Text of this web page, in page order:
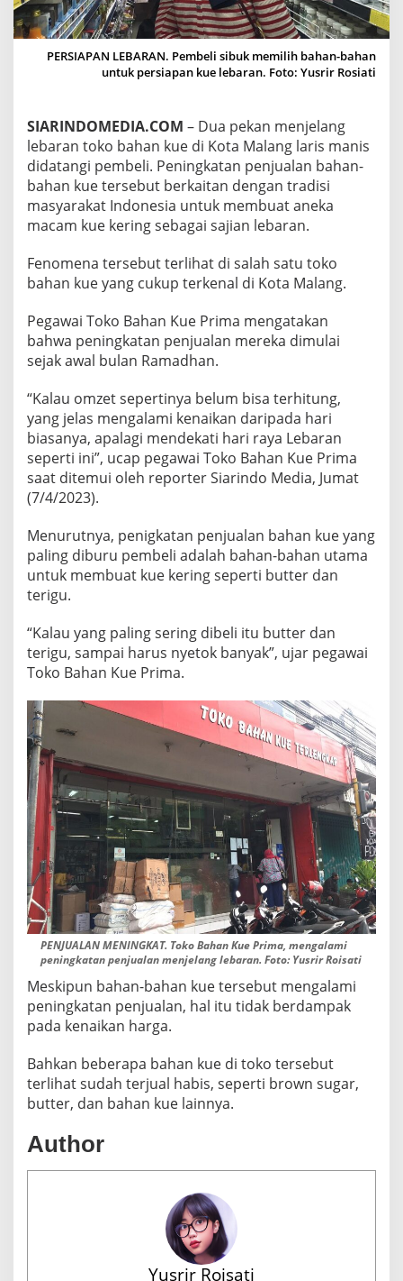
N
K
U
E
J
A
N
G
L
E
B
A
R
N
PERSIAPAN LEBARAN. Pembeli sibuk memilih bahan-bahan
untuk persiapan kue lebaran. Foto: Yusrir Rosiati
SIARINDOMEDIA.COM – Dua pekan menjelang
lebaran toko bahan kue di Kota Malang laris manis
didatangi pembeli. Peningkatan penjualan bahan-
bahan kue tersebut berkaitan dengan tradisi
masyarakat Indonesia untuk membuat aneka
macam kue kering sebagai sajian lebaran.
Fenomena tersebut terlihat di salah satu toko
bahan kue yang cukup terkenal di Kota Malang.
Pegawai Toko Bahan Kue Prima mengatakan
bahwa peningkatan penjualan mereka dimulai
sejak awal bulan Ramadhan.
“Kalau omzet sepertinya belum bisa terhitung,
yang jelas mengalami kenaikan daripada hari
biasanya, apalagi mendekati hari raya Lebaran
seperti ini”, ucap pegawai Toko Bahan Kue Prima
saat ditemui oleh reporter Siarindo Media, Jumat
(7/4/2023).
Menurutnya, penigkatan penjualan bahan kue yang
paling diburu pembeli adalah bahan-bahan utama
untuk membuat kue kering seperti butter dan
terigu.
“Kalau yang paling sering dibeli itu butter dan
terigu, sampai harus nyetok banyak”, ujar pegawai
Toko Bahan Kue Prima.
PENJUALAN MENINGKAT. Toko Bahan Kue Prima, mengalami
peningkatan penjualan menjelang lebaran. Foto: Yusrir Roisati
Meskipun bahan-bahan kue tersebut mengalami
peningkatan penjualan, hal itu tidak berdampak
pada kenaikan harga.
Bahkan beberapa bahan kue di toko tersebut
terlihat sudah terjual habis, seperti brown sugar,
butter, dan bahan kue lainnya.
Author
Yusrir Roisati